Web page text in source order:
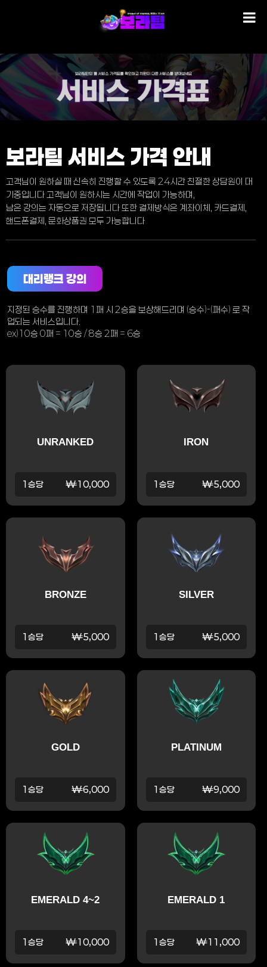
보라팀 서비스 가격 안내
고객님이 원하실 때 신속히 진행할 수 있도록 24시간 친절한 상담원이 대
기중입니다 고객님이 원하시는 시간에 작업이 가능하며,
남은 강의는 자동으로 저장됩니다 또한 결제방식은 계좌이체, 카드결제,
핸드폰결제, 문화상품권 모두 가능합니다
대리랭크 강의
지정된 승수를 진행하며 1패 시 2승을 보상해드리며 (승수)-(패수) 로 작
업되는 서비스입니다.
ex)10승 0패 = 10승 / 8승 2패 = 6승
UNRANKED
1승당 ₩10,000
IRON
1승당 ₩5,000
BRONZE
1승당 ₩5,000
SILVER
1승당 ₩5,000
GOLD
1승당 ₩6,000
PLATINUM
1승당 ₩9,000
EMERALD 4~2
1승당 ₩10,000
EMERALD 1
1승당 ₩11,000